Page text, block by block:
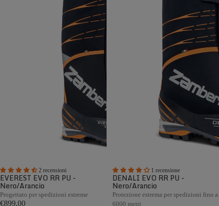
2 recensioni
EVEREST EVO RR PU -
Nero/Arancio
Progettato per spedizioni estreme
€899,00
1 recensione
DENALI EVO RR PU -
Nero/Arancio
Protezione estrema per spedizioni fino a
6000 metri